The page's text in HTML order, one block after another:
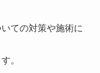
ての対策や施術に
。